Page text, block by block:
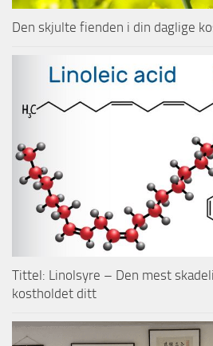
Den skjulte fienden i din daglige
Tittel: Linolsyre – Den mest
kostholdet ditt